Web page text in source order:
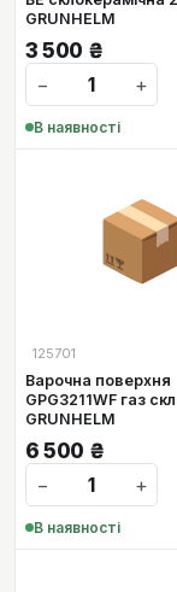
GRUNHELM
3 500 ₴
−
+
В наявності
125701
Варочна поверхня
GPG3211WF газ
GRUNHELM
6 500 ₴
−
+
В наявності